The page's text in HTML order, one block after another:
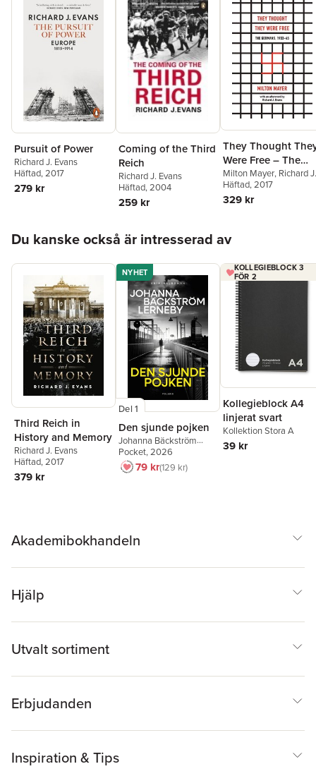
Pursuit of Power
Richard J. Evans
Häftad, 2017
279 kr
Coming of the Third
Reich
Richard J. Evans
Häftad, 2004
259 kr
They Thought
Were Free – The
Germans, 1933–45
Milton Mayer, Richard J.
Evans
Häftad, 2017
329 kr
Du kanske också är intresserad av
Third Reich in
History and Memory
Richard J. Evans
Häftad, 2017
379 kr
NYHET
Del 1
Den sjunde pojken
Johanna Bäckström
Lerneby
Pocket, 2026
79 kr129 kr
KOLLEGIEBLOCK 3
FÖR 2
Kollegieblock A4
linjerat svart
Kollektion Stora A
39 kr
Akademibokhandeln
Hjälp
Utvalt sortiment
Erbjudanden
Inspiration & Tips